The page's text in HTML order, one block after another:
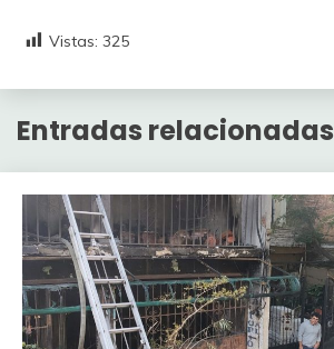
Vistas: 325
Entradas relacionadas